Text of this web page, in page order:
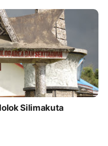
Silimakuta